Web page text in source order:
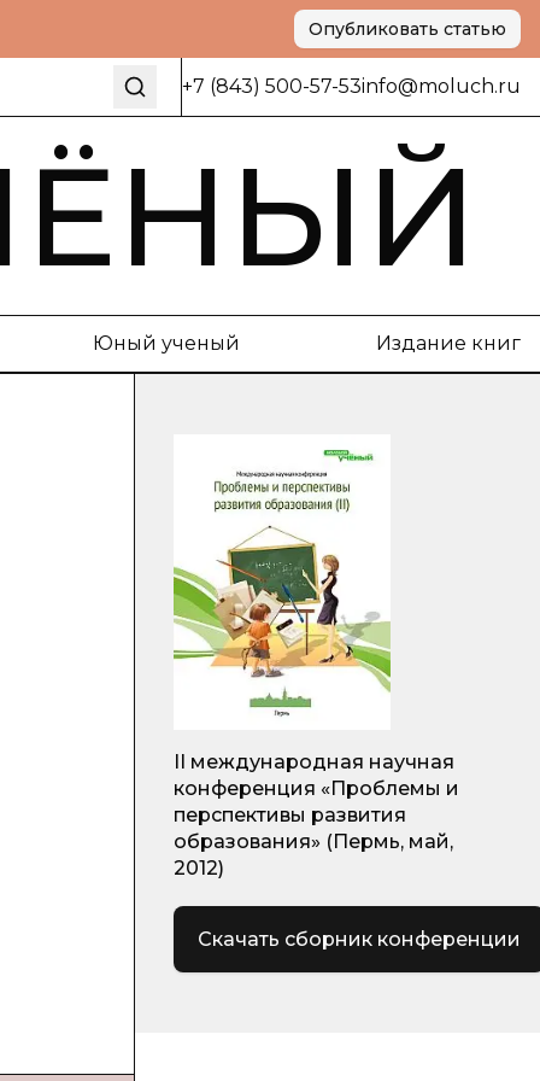
Опубликовать статью
+7 (843) 500-57-53info@moluch.ru
Юный ученый Издание книг
II международная научная
конференция «Проблемы и
перспективы развития
образования» (Пермь, май,
2012)
Скачать сборник конференции